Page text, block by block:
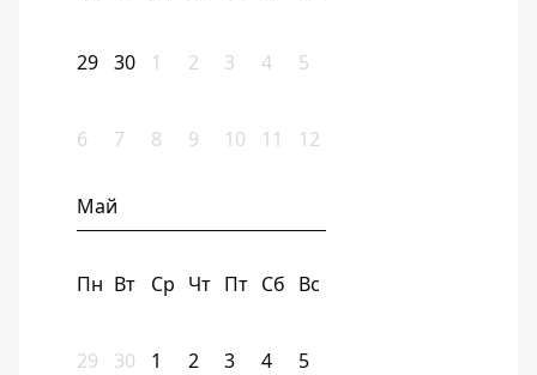
29 30 1 2 3 4 5
6 7 8 9 10 11 12
Май
Пн Вт Ср Чт Пт Сб Вс
29 30 1 2 3 4 5